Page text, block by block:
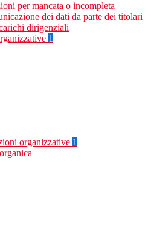
per mancata o incompleta
dei dati da parte dei titolari
dirigenziali
1
organizzative 1